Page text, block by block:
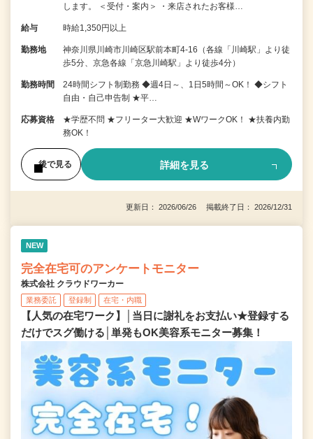
します。 ＜受付・案内＞ ・来店されたお客様…
給与 時給1,350円以上
勤務地
神奈川県川崎市川崎区駅前本町4-16（各線「川崎駅」より徒
歩5分、京急各線「京急川崎駅」より徒歩4分）
勤務時間
24時間シフト制勤務 ◆週4日～、1日5時間～OK！ ◆シフト
自由・自己申告制 ★平…
応募資格
★学歴不問 ★フリーター大歓迎 ★WワークOK！ ★扶養内勤
務OK！
後で見る 詳細を見る
更新日： 2026/06/26 掲載終了日： 2026/12/31
NEW
完全在宅可のアンケートモニター
株式会社 クラウドワーカー
業務委託 登録制 在宅・内職
【人気の在宅ワーク】│当日に謝礼をお支払い★登録する
だけでスグ働ける│単発もOK美容系モニター募集！